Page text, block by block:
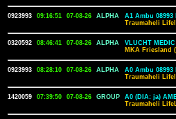
0923993 09:16:51 07-08-26 ALPHA
A1 Ambu 08993
Traumaheli
0320592 08:46:41 07-08-26 ALPHA
VLUCHT MEDIC
MKA Friesland
0923993 08:28:10 07-08-26 ALPHA
A0 Ambu 08993
Traumaheli
1420059 07:39:50 07-08-26 GROUP
A0 (DIA: ja)
Traumaheli